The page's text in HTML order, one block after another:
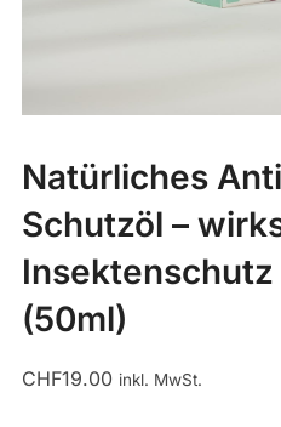
Natürliches
Schutzöl –
(50ml)
CHF19.00 inkl. MwSt.